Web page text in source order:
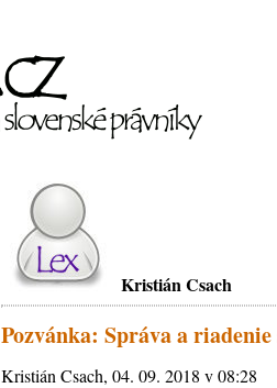
Kristián Csach
Pozvánka: Správa a
Kristián Csach, 04. 09. 2018 v 08:28